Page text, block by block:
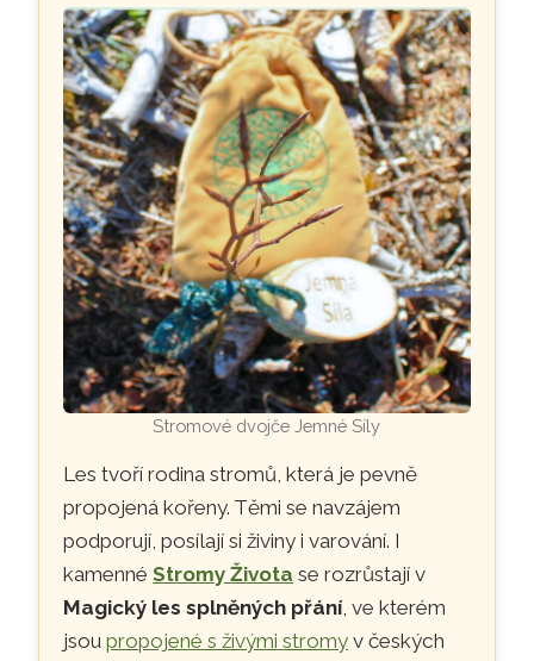
Stromové dvojče Jemné Síly
Les tvoří rodina stromů, která je pevně
propojená kořeny. Těmi se navzájem
podporují, posílají si živiny i varování. I
kamennéStromy Života se rozrůstají v
Magický les splněných přání, ve kterém
jsoupropojené s živými stromy v českých